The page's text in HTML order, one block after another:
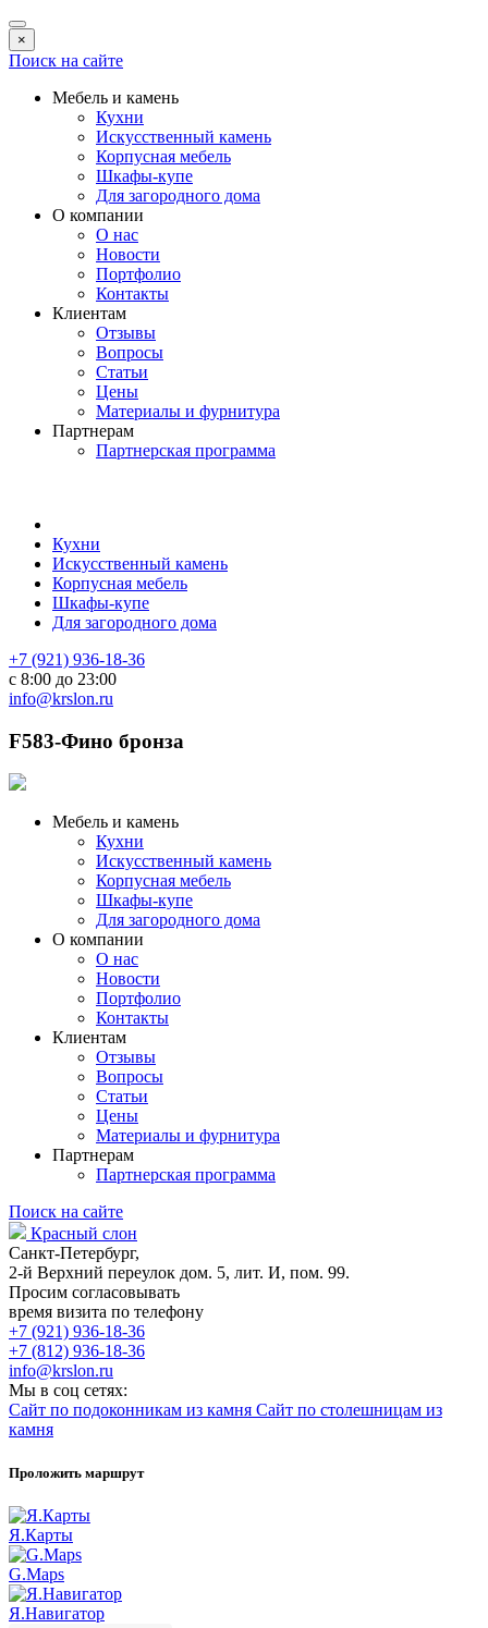
×
Поиск на сайте
Мебель и камень
Кухни
Искусственный камень
Корпусная мебель
Шкафы-купе
Для загородного дома
О компании
О нас
Новости
Портфолио
Контакты
Клиентам
Отзывы
Вопросы
Статьи
Цены
Материалы и фурнитура
Партнерам
Партнерская программа
Кухни
Искусственный камень
Корпусная мебель
Шкафы-купе
Для загородного дома
+7 (921) 936-18-36
с 8:00 до 23:00
info@krslon.ru
F583-Фино бронза
Мебель и камень
Кухни
Искусственный камень
Корпусная мебель
Шкафы-купе
Для загородного дома
О компании
О нас
Новости
Портфолио
Контакты
Клиентам
Отзывы
Вопросы
Статьи
Цены
Материалы и фурнитура
Партнерам
Партнерская программа
Поиск на сайте
Красный слон
Санкт-Петербург,
2-й Верхний переулок дом. 5, лит. И, пом. 99.
Просим согласовывать
время визита по телефону
+7 (921) 936-18-36
+7 (812) 936-18-36
info@krslon.ru
Мы в соц сетях:
Сайт по подоконникам из камня Сайт по столешницам из
камня
Проложить маршрут
Я.Карты
G.Maps
Я.Навигатор